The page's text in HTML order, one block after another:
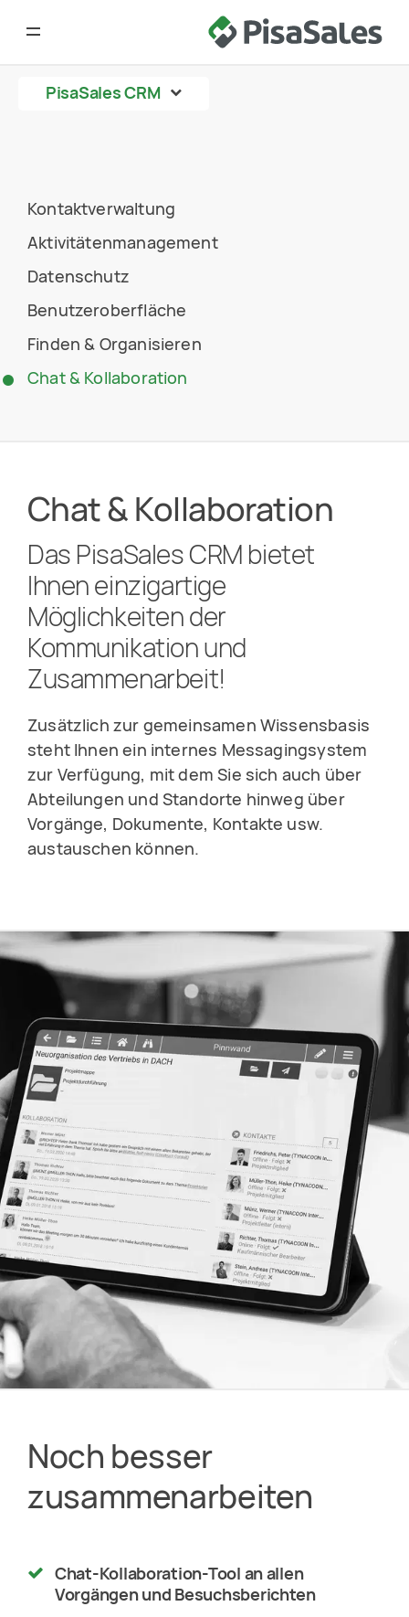
Toggle navigation
PisaSales CRM
Kontaktverwaltung
Aktivitätenmanagement
Datenschutz
Benutzeroberfläche
Finden & Organisieren
Chat & Kollaboration
Chat & Kollaboration
Das PisaSales CRM bietet
Ihnen einzigartige
Möglichkeiten der
Kommunikation und
Zusammenarbeit!
Zusätzlich zur gemeinsamen Wissensbasis
steht Ihnen ein internes Messagingsystem
zur Verfügung, mit dem Sie sich auch über
Abteilungen und Standorte hinweg über
Vorgänge, Dokumente, Kontakte usw.
austauschen können.
Noch besser
zusammenarbeiten
Chat-Kollaboration-Tool an allen
Vorgängen und Besuchsberichten